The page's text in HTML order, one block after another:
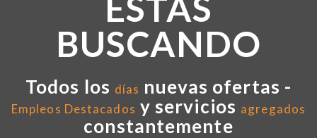
ESTÁS
BUSCANDO
Todos los días nuevas ofertas -
Empleos Destacados y servicios agregados
constantemente